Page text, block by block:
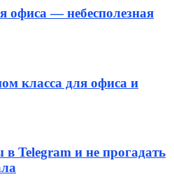
офиса — небесполезная
класса для офиса и
Telegram и не прогадать